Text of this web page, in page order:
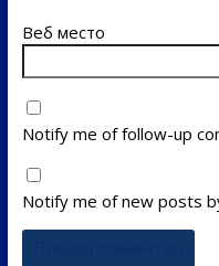
Веб место
Notify me of follow-up
Notify me of new posts